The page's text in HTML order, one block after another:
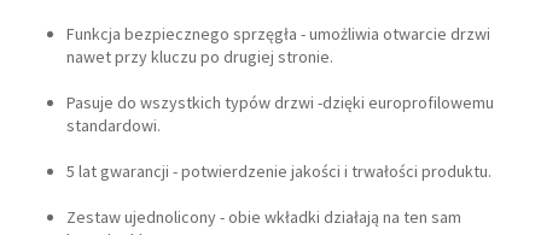
Funkcja bezpiecznego sprzęgła - umożliwia otwarcie drzwi
nawet przy kluczu po drugiej stronie.
Pasuje do wszystkich typów drzwi -dzięki europrofilowemu
standardowi.
5 lat gwarancji - potwierdzenie jakości i trwałości produktu.
Zestaw ujednolicony - obie wkładki działają na ten sam